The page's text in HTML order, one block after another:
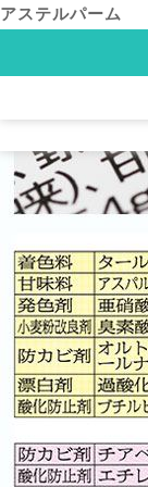
アステルパーム